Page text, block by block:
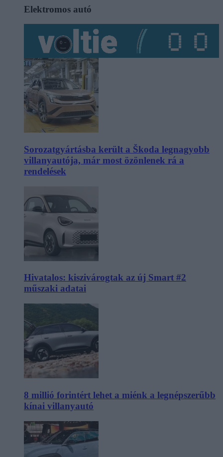
Elektromos autó
Sorozatgyártásba került a Škoda legnagyobb
villanyautója, már most özönlenek rá a
rendelések
Hivatalos: kiszivárogtak az új Smart #2
műszaki adatai
8 millió forintért lehet a miénk a legnépszerűbb
kínai villanyautó